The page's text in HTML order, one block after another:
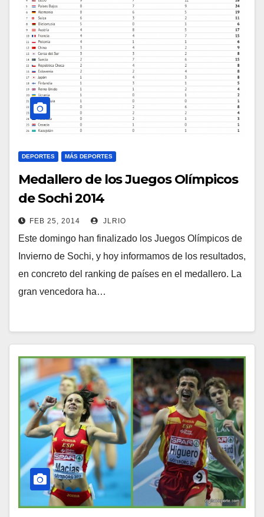
DEPORTES MÁS DEPORTES
Medallero de los Juegos Olímpicos
de Sochi 2014
FEB 25, 2014 JLRIO
Este domingo han finalizado los Juegos Olímpicos de
Invierno de Sochi, y hoy informamos de los resultados,
en concreto del ranking de países en el medallero. La
gran vencedora ha…